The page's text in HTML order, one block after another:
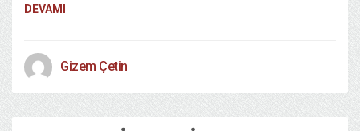
DEVAMI
Gizem Çetin